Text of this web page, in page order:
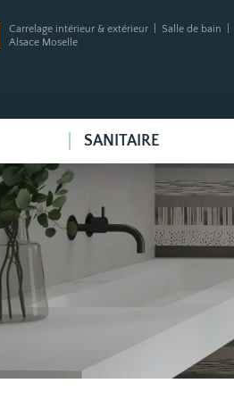
Carrelage intérieur & extérieur | Salle de bain |
Alsace Moselle
SANITAIRE